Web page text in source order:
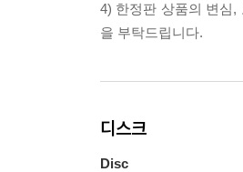
4) 한정판 상품의 변심
을 부탁드립니다.
디스크
Disc